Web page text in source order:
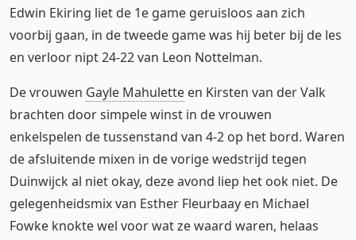
Edwin Ekiring liet de 1e game geruisloos aan zich
voorbij gaan, in de tweede game was hij beter bij de les
en verloor nipt 24-22 van Leon Nottelman.
De vrouwen Gayle Mahulette en Kirsten van der Valk
brachten door simpele winst in de vrouwen
enkelspelen de tussenstand van 4-2 op het bord. Waren
de afsluitende mixen in de vorige wedstrijd tegen
Duinwijck al niet okay, deze avond liep het ook niet. De
gelegenheidsmix van Esther Fleurbaay en Michael
Fowke knokte wel voor wat ze waard waren, helaas